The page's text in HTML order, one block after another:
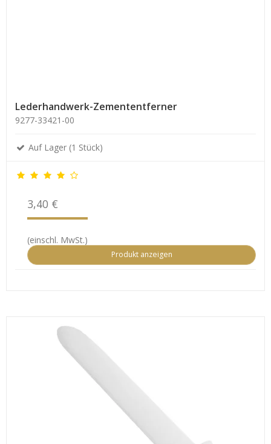
Lederhandwerk-Zemententferner
9277-33421-00
Auf Lager (1 Stück)
3,40 €
(einschl. MwSt.)
Produkt anzeigen